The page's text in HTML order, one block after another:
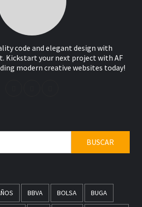
code and elegant design with
Kickstart your next project with AF
modern creative websites today!
BBVA BOLSA BUGA